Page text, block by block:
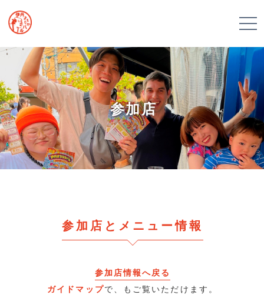
参加店
参加店とメニュー情報
参加店情報へ戻る
ガイドマップで、もご覧いただけます。